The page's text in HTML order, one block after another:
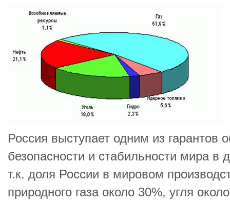
Россия выступает одним из гарантов
безопасности и стабильности мира в
т.к. доля России в мировом
природного газа около 30%, угля